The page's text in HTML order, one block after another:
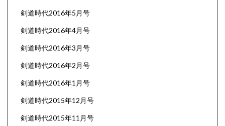
剣道時代2016年5月号
剣道時代2016年4月号
剣道時代2016年3月号
剣道時代2016年2月号
剣道時代2016年1月号
剣道時代2015年12月号
剣道時代2015年11月号